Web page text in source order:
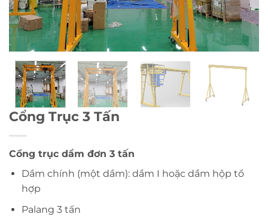
Cổng Trục 3 Tấn
Cổng trục dầm đơn 3 tấn
Dầm chính (một dầm): dầm I hoặc dầm hộp tổ
hợp
Palang 3 tấn